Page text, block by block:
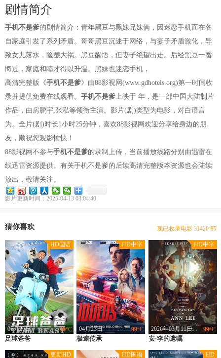
剧情简介
手机不是爹的剧情简介：青年黑豆与黑妹兄妹俩，因迷恋手机而在各
自家庭引发了系列矛盾。哥哥黑豆沉迷于网络，与妻子矛盾激化，导
致女儿落水，险酿大祸。黑豆醒悟，但妻子绝望出走。后经黑豆一番
悔过，家庭和睦才得以升温。黑妹也迷恋手机，
高清完整版《手机不是爹》由88影视网(www.gdhotels.org)第一时间收
录并提供免费在线观看。 手机不是爹 上映于 年，是一部中国大陆制片
作品，由房鹏宇,张泓等领衔主演。影片(剧)类型为电影，对白语言
为。全片(剧)时长1小时25分钟，喜欢88影视网欢迎分享给身边的朋
友，顺祝您观影愉快！
88影视网不参与手机不是爹的录制上传，当前播放线路分别由迅雷在
线迅雷资源提供。有关手机不是爹的后续高清完整版本资源也会陆续
放出，敬请关注。
影片更新时间：2025-04-13 03:04:40
猜你喜欢
现已收录电影 31420 部
HD国语
10°C
足球爸爸
06月26日
类型：喜剧,儿童,运动,剧情
上映：2021
HD中字
99°C
极速传承
04月23日
类型：英国,西班牙,意大利,剧情
上映：2026
HD中字
99°C
安·李的遗嘱
2026年03月11日
类型：英国,剧情
上映：2025
更新HD HD国语 HD